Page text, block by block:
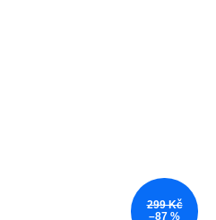
299 Kč
–87 %